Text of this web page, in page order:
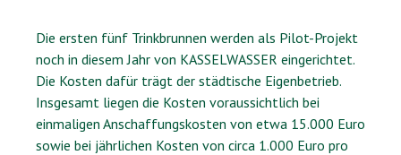
Die ersten fünf Trinkbrunnen werden als Pilot-Projekt
noch in diesem Jahr von KASSELWASSER eingerichtet.
Die Kosten dafür trägt der städtische Eigenbetrieb.
Insgesamt liegen die Kosten voraussichtlich bei
einmaligen Anschaffungskosten von etwa 15.000 Euro
sowie bei jährlichen Kosten von circa 1.000 Euro pro